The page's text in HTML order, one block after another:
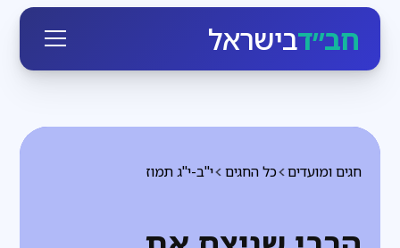
חב״דבישראל
י"ב-י"ג תמוז כל החגים חגים ומועדים